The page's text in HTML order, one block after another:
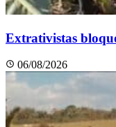
Extrativistas
06/08/2026